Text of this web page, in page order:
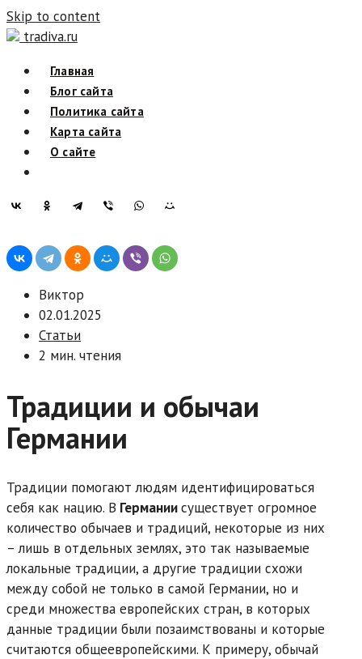
Skip to content
tradiva.ru
Главная
Блог сайта
Политика сайта
Карта сайта
О сайте
Виктор
02.01.2025
Статьи
2 мин. чтения
Традиции и обычаи
Германии
Традиции помогают людям идентифицироваться
себя как нацию. В Германиисуществует огромное
количество обычаев и традиций, некоторые из них
– лишь в отдельных землях, это так называемые
локальные традиции, а другие традиции схожи
между собой не только в самой Германии, но и
среди множества европейских стран, в которых
данные традиции были позаимствованы и которые
считаются общеевропейскими. К примеру, обычай